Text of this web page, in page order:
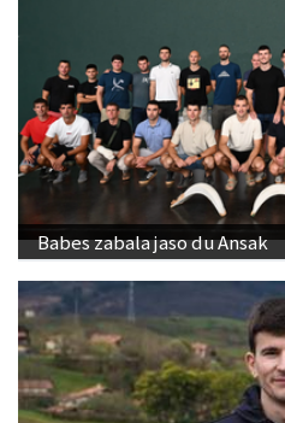
Babes zabala jaso du Ansak